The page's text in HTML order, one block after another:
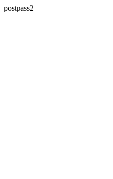
postpass2